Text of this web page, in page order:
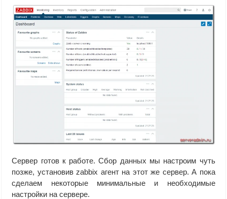
Сервер готов к работе. Сбор данных мы настроим чуть
позже, установив zabbix агент на этот же сервер. А пока
сделаем некоторые минимальные и необходимые
настройки на сервере.